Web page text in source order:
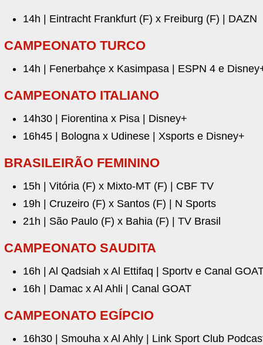
14h | Eintracht Frankfurt (F) x Freiburg (F) | DAZN
CAMPEONATO TURCO
14h | Fenerbahçe x Kasimpasa | ESPN 4 e
CAMPEONATO ITALIANO
14h30 | Fiorentina x Pisa | Disney+
16h45 | Bologna x Udinese | Xsports e Disney+
BRASILEIRÃO FEMININO
15h | Vitória (F) x Mixto-MT (F) | CBF TV
19h | Cruzeiro (F) x Santos (F) | N Sports
21h | São Paulo (F) x Bahia (F) | TV Brasil
CAMPEONATO SAUDITA
16h | Al Qadsiah x Al Ettifaq | Sportv e Canal
16h | Damac x Al Ahli | Canal GOAT
CAMPEONATO EGÍPCIO
16h30 | Smouha x Al Ahly | Link Sport Club